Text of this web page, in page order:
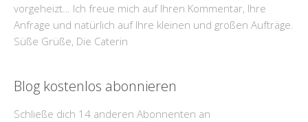
vorgeheizt… Ich freue mich auf Ihren Kommentar, Ihre
Anfrage und natürlich auf Ihre kleinen und großen Aufträge.
Süße Grüße, Die Caterin
Blog kostenlos abonnieren
Schließe dich 14 anderen Abonnenten an